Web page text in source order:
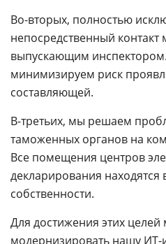
Во-вторых, полностью
непосредственный
выпускающим
минимизируем риск
составляющей.
В-третьих, мы решаем
таможенных органов на
Все помещения центров
декларирования находятся
собственности.
Для достижения этих
модернизировать нашу ИТ-